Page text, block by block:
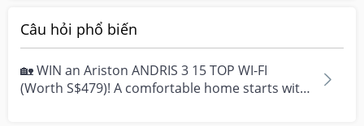
Câu hỏi phổ biến
🏡 WIN an Ariston ANDRIS 3 15 TOP WI-FI
(Worth S$479)! A comfortable home starts with